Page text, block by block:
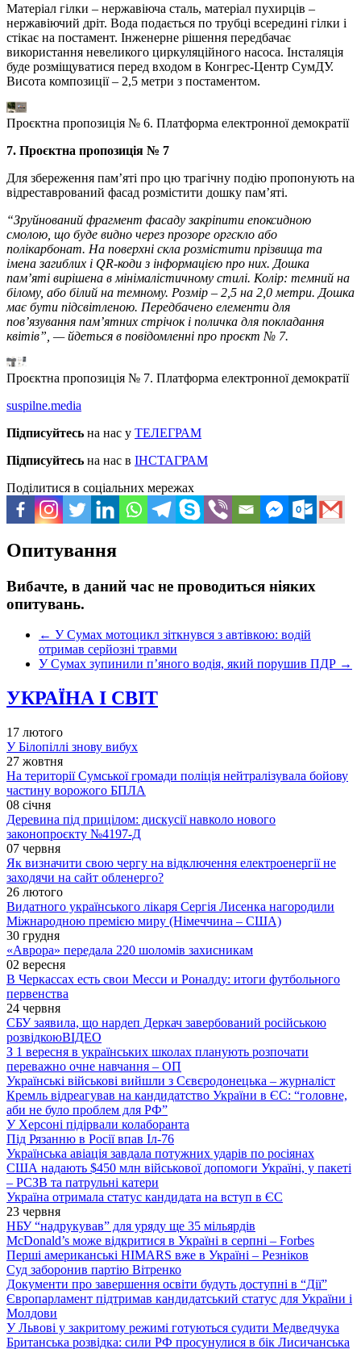
Матеріал гілки – нержавіюча сталь, матеріал пухирців –
нержавіючий дріт. Вода подається по трубці всередині гілки і
стікає на постамент. Інженерне рішення передбачає
використання невеликого циркуляційного насоса. Інсталяція
буде розміщуватися перед входом в Конгрес-Центр СумДУ.
Висота композиції – 2,5 метри з постаментом.
Проєктна пропозиція № 6. Платформа електронної демократії
7. Проєктна пропозиція № 7
Для збереження пам’яті про цю трагічну подію пропонують на
відреставрований фасад розмістити дошку пам’яті.
“Зруйнований фрагмент фасаду закріпити епоксидною
смолою, що буде видно через прозоре оргскло або
полікарбонат. На поверхні скла розмістити прізвища та
імена загиблих і QR-коди з інформацією про них. Дошка
пам’яті вирішена в мінімалістичному стилі. Колір: темний на
білому, або білий на темному. Розмір – 2,5 на 2,0 метри. Дошка
має бути підсвітленою. Передбачено елементи для
пов’язування пам’ятних стрічок і поличка для покладання
квітів”, — йдеться в повідомленні про проєкт № 7.
Проєктна пропозиція № 7. Платформа електронної демократії
suspilne.media
Підписуйтесь на нас у ТЕЛЕГРАМ
Підписуйтесь на нас в ІНСТАГРАМ
Поділитися в соціальних мережах
Опитування
Вибачте, в даний час не проводиться ніяких
опитувань.
← У Сумах мотоцикл зіткнувся з автівкою: водій
отримав серйозні травми
У Сумах зупинили п’яного водія, який порушив ПДР →
УКРАЇНА І СВІТ
17 лютого
У Білопіллі знову вибух
27 жовтня
На території Сумської громади поліція нейтралізувала бойову
частину ворожого БПЛА
08 січня
Деревина під прицілом: дискусії навколо нового
законопроєкту №4197-Д
07 червня
Як визначити свою чергу на відключення електроенергії не
заходячи на сайт обленерго?
26 лютого
Видатного українського лікаря Сергія Лисенка нагородили
Міжнародною премією миру (Німеччина – США)
30 грудня
«Аврора» передала 220 шоломів захисникам
02 вересня
В Черкассах есть свои Месси и Роналду: итоги футбольного
первенства
24 червня
СБУ заявила, що нардеп Деркач завербований російською
розвідкоюВІДЕО
З 1 вересня в українських школах планують розпочати
переважно очне навчання – ОП
Українські військові вийшли з Сєвєродонецька – журналіст
Кремль відреагував на кандидатство України в ЄС: “головне,
аби не було проблем для РФ”
У Херсоні підірвали колаборанта
Під Рязанню в Росії впав Іл-76
Українська авіація завдала потужних ударів по росіянах
США надають $450 млн військової допомоги Україні, у пакеті
– РСЗВ та патрульні катери
Україна отримала статус кандидата на вступ в ЄС
23 червня
НБУ “надрукував” для уряду ще 35 мільярдів
McDonald’s може відкритися в Україні в серпні – Forbes
Перші американські HIMARS вже в Україні – Резніков
Суд заборонив партію Вітренко
Документи про завершення освіти будуть доступні в “Дії”
Європарламент підтримав кандидатський статус для України і
Молдови
У Львові у закритому режимі готуються судити Медведчука
Британська розвідка: сили РФ просунулися в бік Лисичанська